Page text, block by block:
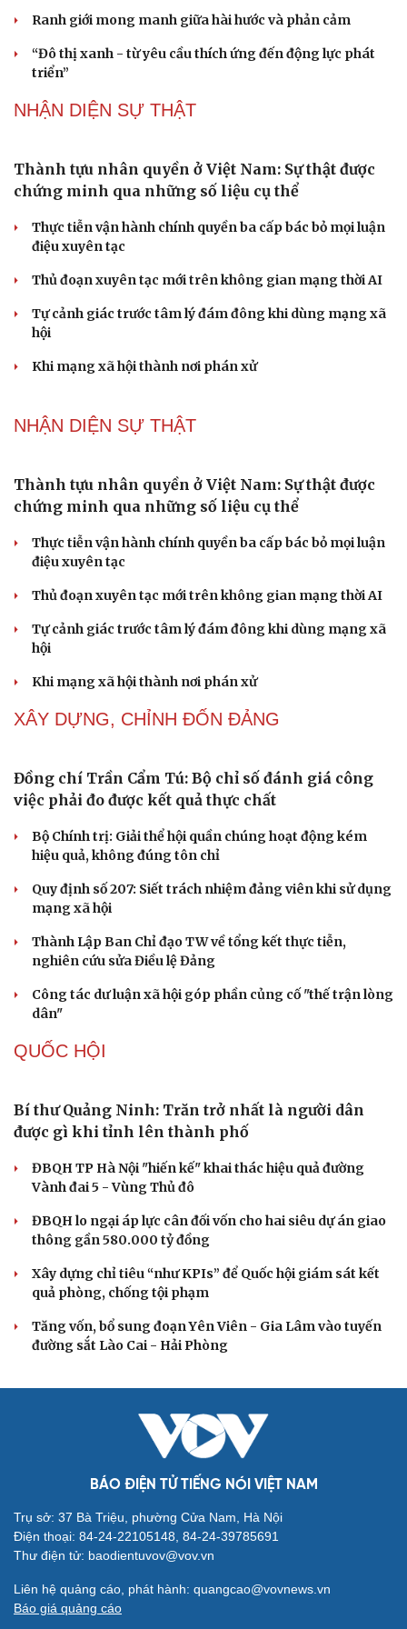
thay cán bộ đi gặp dân
QUỐC HỘI
Bí thư Quảng Ninh: Trăn trở nhất là người dân
ĐBQH TP Hà Nội "hiến kế" khai thác hiệu quả đường
Vành đai 5 - Vùng Thủ đô
ĐBQH lo ngại áp lực cân đối vốn cho hai siêu dự án giao
thông gần 580.000 tỷ đồng
Xây dựng chỉ tiêu “như KPIs” để Quốc hội giám sát kết
quả phòng, chống tội phạm
Tăng vốn, bổ sung đoạn Yên Viên - Gia Lâm vào tuyến
đường sắt Lào Cai - Hải Phòng
Du lịch biển Việt Nam: Muốn bứt phá phải vượt khỏi lợi
thế tự nhiên
Vì một phút buông thả sau hơi men, tôi bàng hoàng
phát hiện mắc bệnh tình dục
Ranh giới mong manh giữa hài hước và phản cảm
“Đô thị xanh - từ yêu cầu thích ứng đến động lực phát
triển”
NHẬN DIỆN SỰ THẬT
chứng minh qua những số liệu cụ thể
Thực tiễn vận hành chính quyền ba cấp bác bỏ mọi luận
điệu xuyên tạc
Thủ đoạn xuyên tạc mới trên không gian mạng thời AI
Tự cảnh giác trước tâm lý đám đông khi dùng mạng xã
hội
Khi mạng xã hội thành nơi phán xử
NHẬN DIỆN SỰ THẬT
Thực tiễn vận hành chính quyền ba cấp bác bỏ mọi luận
điệu xuyên tạc
Thủ đoạn xuyên tạc mới trên không gian mạng thời AI
Tự cảnh giác trước tâm lý đám đông khi dùng mạng xã
hội
Khi mạng xã hội thành nơi phán xử
XÂY DỰNG, CHỈNH ĐỐN ĐẢNG
việc phải đo được kết quả thực chất
Bộ Chính trị: Giải thể hội quần chúng hoạt động kém
hiệu quả, không đúng tôn chỉ
Quy định số 207: Siết trách nhiệm đảng viên khi sử dụng
mạng xã hội
Thành Lập Ban Chỉ đạo TW về tổng kết thực tiễn,
nghiên cứu sửa Điều lệ Đảng
dân"